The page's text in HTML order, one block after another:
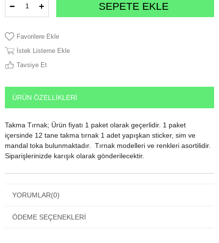
Favorilere Ekle
İstek Listeme Ekle
Tavsiye Et
ÜRÜN ÖZELLIKLERI
Takma Tırnak; Ürün fiyatı 1 paket olarak geçerlidir. 1 paket
içersinde 12 tane takma tırnak 1 adet yapışkan sticker, sim ve
mandal toka bulunmaktadır. Tırnak modelleri ve renkleri asortilidir.
Siparişlerinizde karışık olarak gönderilecektir.
YORUMLAR(0)
ÖDEME SEÇENEKLERI